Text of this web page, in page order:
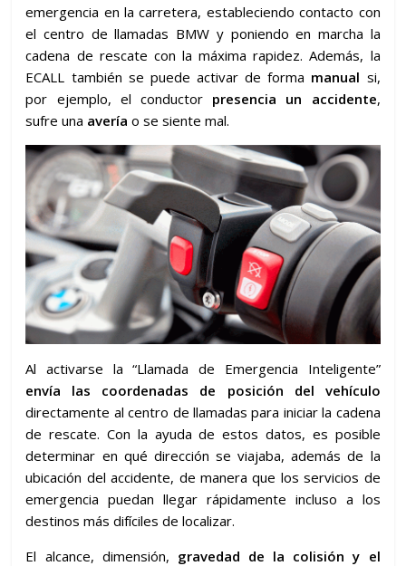
emergencia en la carretera, estableciendo contacto con
el centro de llamadas BMW y poniendo en marcha la
cadena de rescate con la máxima rapidez. Además, la
ECALL también se puede activar de forma manual si,
por ejemplo, el conductor presencia un accidente,
sufre una avería o se siente mal.
Al activarse la “Llamada de Emergencia Inteligente”
envía las coordenadas de posición del vehículo
directamente al centro de llamadas para iniciar la cadena
de rescate. Con la ayuda de estos datos, es posible
determinar en qué dirección se viajaba, además de la
ubicación del accidente, de manera que los servicios de
emergencia puedan llegar rápidamente incluso a los
destinos más difíciles de localizar.
El alcance, dimensión, gravedad de la colisión y el